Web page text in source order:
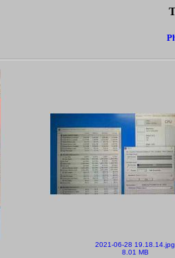
2021-06-28 19.18.14.jpg
8.01 MB